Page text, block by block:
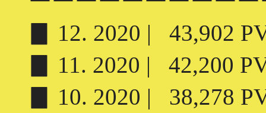
▊ 12. 2020 | 43,902
▊ 11. 2020 | 42,200
▊ 10. 2020 | 38,278